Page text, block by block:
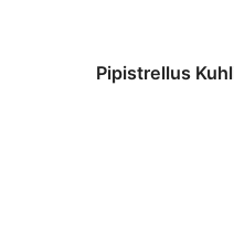
Pipistrellus